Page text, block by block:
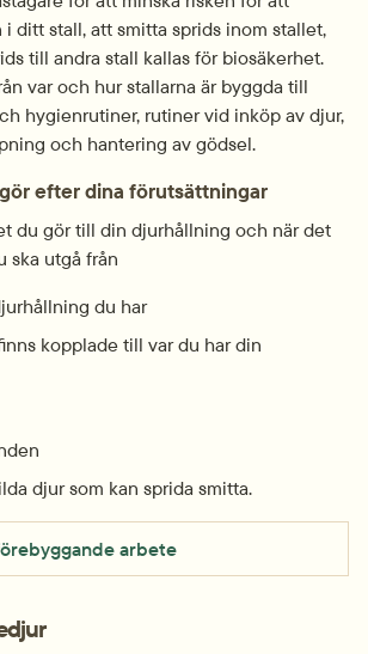
ditt stall, att smitta sprids inom stallet,
till andra stall kallas för biosäkerhet.
var och hur stallarna är byggda till
hygienrutiner, rutiner vid inköp av djur,
och hantering av gödsel.
efter dina förutsättningar
du gör till din djurhållning och när det
ska utgå från
du har
kopplade till var du har din
djur som kan sprida smitta.
arbete